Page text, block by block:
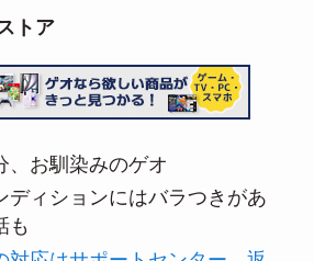
トア
、お馴染みのゲオ
ディションにはバラつきがあ
も